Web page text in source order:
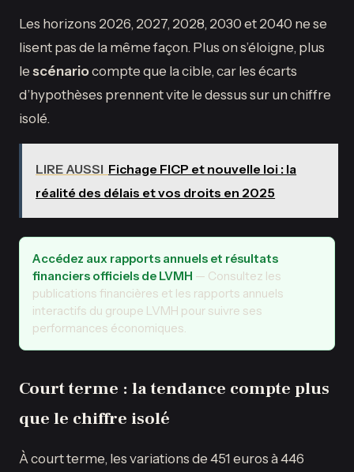
Les horizons 2026, 2027, 2028, 2030 et 2040 ne se
lisent pas de la même façon. Plus on s’éloigne, plus
lescénariocompte que la cible, car les écarts
d’hypothèses prennent vite le dessus sur un chiffre
isolé.
LIRE AUSSI Fichage FICP et nouvelle loi : la
réalité des délais et vos droits en 2025
Accédez aux rapports annuels et résultats
financiers officiels de LVMH — Consultez les
publications financières et les rapports annuels
interactifs du groupe LVMH pour suivre ses
performances économiques.
Court terme : la tendance compte plus
que le chiffre isolé
À court terme, les variations de 451 euros à 446